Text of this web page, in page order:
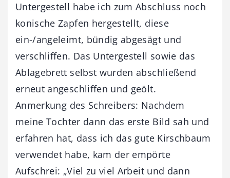
Untergestell habe ich zum Abschluss noch
konische Zapfen hergestellt, diese
ein-/angeleimt, bündig abgesägt und
verschliffen. Das Untergestell sowie das
Ablagebrett selbst wurden abschließend
erneut angeschliffen und geölt.
Anmerkung des Schreibers: Nachdem
meine Tochter dann das erste Bild sah und
erfahren hat, dass ich das gute Kirschbaum
verwendet habe, kam der empörte
Aufschrei: „Viel zu viel Arbeit und dann